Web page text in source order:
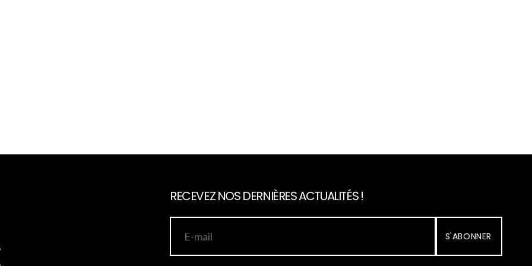
RECEVEZ NOS DERNIÈRES ACTUALITÉS !
S'ABONNER